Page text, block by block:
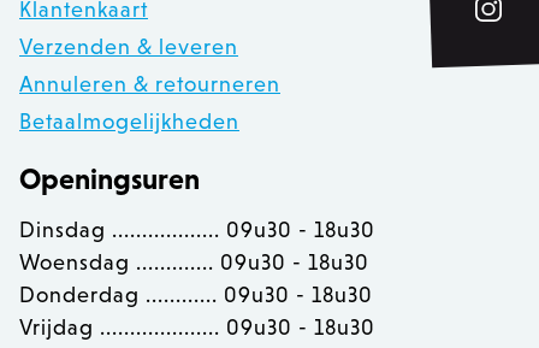
Klantenkaart
Verzenden & leveren
Annuleren & retourneren
Betaalmogelijkheden
Openingsuren
Dinsdag .................. 09u30 - 18u30
Woensdag ............. 09u30 - 18u30
Donderdag ............ 09u30 - 18u30
Vrijdag .................... 09u30 - 18u30
product-added-modal
recently_viewed_product_previous
private_content_version